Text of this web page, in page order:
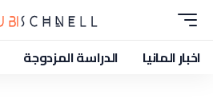
اخبار المانيا الدراسة المزدوجة